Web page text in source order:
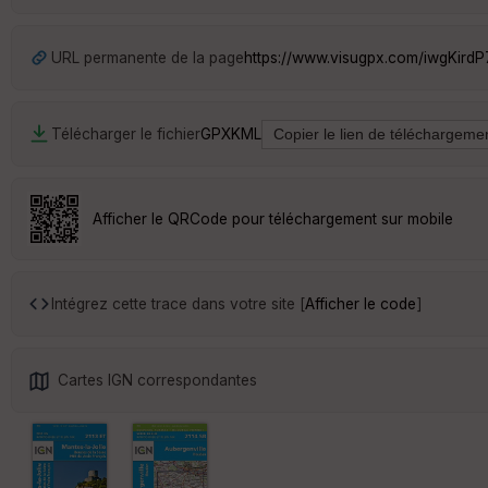
URL permanente de la pagehttps://www.visugpx.com/
Télécharger le fichierGPXKML
Afficher le QRCode pour téléchargement sur mobile
Intégrez cette trace dans votre site [Afficher le code]
Cartes IGN correspondantes